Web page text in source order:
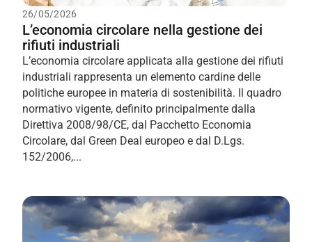
26/05/2026
L’economia circolare nella gestione dei
rifiuti industriali
L’economia circolare applicata alla gestione dei rifiuti
industriali rappresenta un elemento cardine delle
politiche europee in materia di sostenibilità. Il quadro
normativo vigente, definito principalmente dalla
Direttiva 2008/98/CE, dal Pacchetto Economia
Circolare, dal Green Deal europeo e dal D.Lgs.
152/2006,...